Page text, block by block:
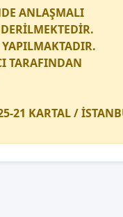
ANLAŞMALI
TARAFINDAN
21 KARTAL /